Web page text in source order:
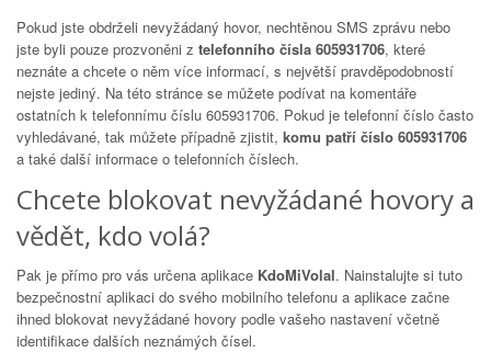
Pokud jste obdrželi nevyžádaný hovor, nechtěnou SMS zprávu nebo
jste byli pouze prozvoněni z telefonního čísla 605931706, které
neznáte a chcete o něm více informací, s největší pravděpodobností
nejste jediný. Na této stránce se můžete podívat na komentáře
ostatních k telefonnímu číslu 605931706. Pokud je telefonní číslo často
vyhledávané, tak můžete případně zjistit, komu patří číslo 605931706
a také další informace o telefonních číslech.
Chcete blokovat nevyžádané hovory a
vědět, kdo volá?
Pak je přímo pro vás určena aplikace KdoMiVolal. Nainstalujte si tuto
bezpečnostní aplikaci do svého mobilního telefonu a aplikace začne
ihned blokovat nevyžádané hovory podle vašeho nastavení včetně
identifikace dalších neznámých čísel.